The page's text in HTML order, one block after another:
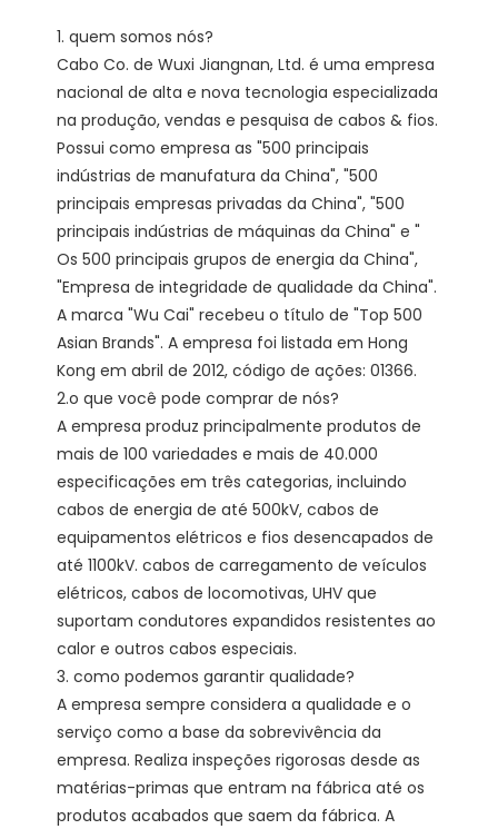
1. quem somos nós?
Cabo Co. de Wuxi Jiangnan, Ltd. é uma empresa
nacional de alta e nova tecnologia especializada
na produção, vendas e pesquisa de cabos & fios.
Possui como empresa as "500 principais
indústrias de manufatura da China", "500
principais empresas privadas da China", "500
principais indústrias de máquinas da China" e "
Os 500 principais grupos de energia da China",
"Empresa de integridade de qualidade da China".
A marca "Wu Cai" recebeu o título de "Top 500
Asian Brands". A empresa foi listada em Hong
Kong em abril de 2012, código de ações: 01366.
2.o que você pode comprar de nós?
A empresa produz principalmente produtos de
mais de 100 variedades e mais de 40.000
especificações em três categorias, incluindo
cabos de energia de até 500kV, cabos de
equipamentos elétricos e fios desencapados de
até 1100kV. cabos de carregamento de veículos
elétricos, cabos de locomotivas, UHV que
suportam condutores expandidos resistentes ao
calor e outros cabos especiais.
3. como podemos garantir qualidade?
A empresa sempre considera a qualidade e o
serviço como a base da sobrevivência da
empresa. Realiza inspeções rigorosas desde as
matérias-primas que entram na fábrica até os
produtos acabados que saem da fábrica. A